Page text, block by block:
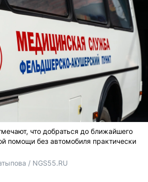
что добраться до ближайшего
помощи без автомобиля практически
/ NGS55.RU